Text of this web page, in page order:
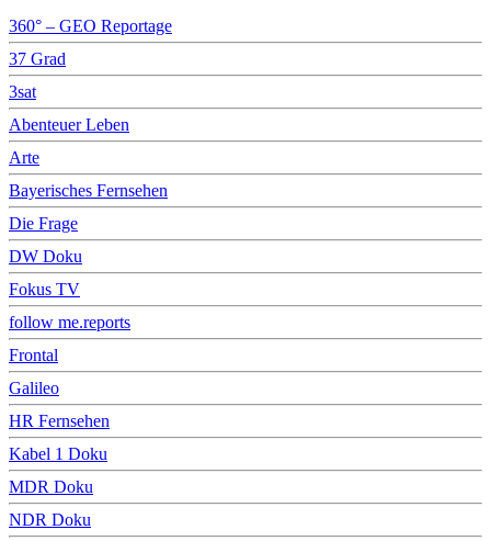
360° – GEO Reportage
37 Grad
3sat
Abenteuer Leben
Arte
Bayerisches Fernsehen
Die Frage
DW Doku
Fokus TV
follow me.reports
Frontal
Galileo
HR Fernsehen
Kabel 1 Doku
MDR Doku
NDR Doku